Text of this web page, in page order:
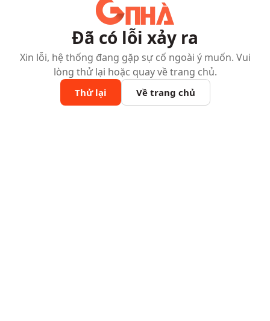
Đã có lỗi xảy ra
Xin lỗi, hệ thống đang gặp sự cố ngoài ý muốn. Vui
lòng thử lại hoặc quay về trang chủ.
Thử lại Về trang chủ